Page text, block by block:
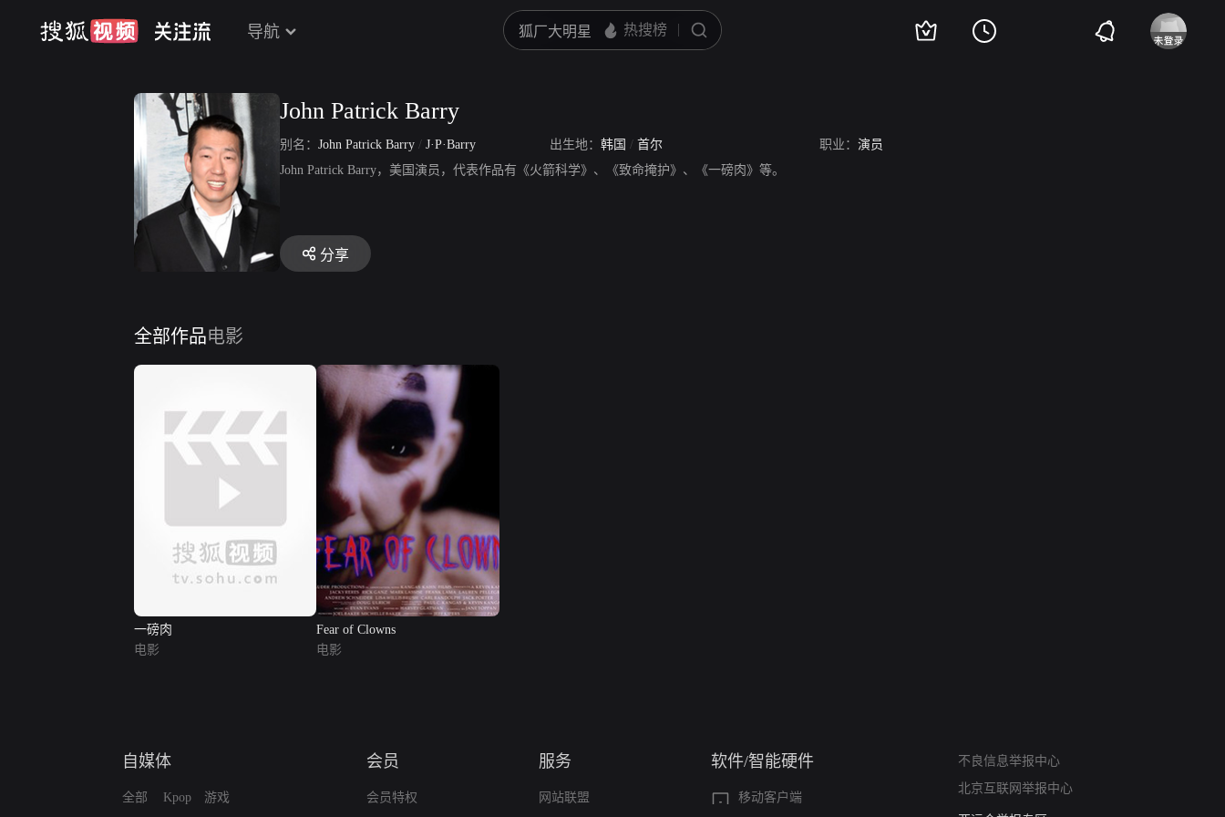
导航
John Patrick Barry
别名： John Patrick Barry / J·P·Barry 出生地： 韩国 / 首尔 职业： 演员
John Patrick Barry，美国演员，代表作品有《火箭科学》、《致命掩护》、《一磅肉》等。
分享
全部作品电影
一磅肉
电影
Fear of Clowns
电影
自媒体
全部 Kpop 游戏
会员
会员特权
服务
网站联盟
软件/智能硬件
移动客户端
不良信息举报中心
北京互联网举报中心
算法推荐专项举报